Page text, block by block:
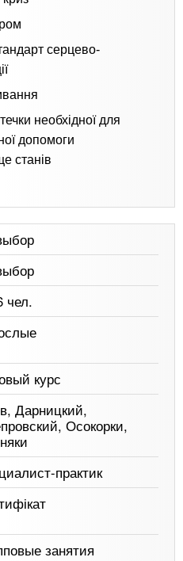
серцево-
необхідної для
допомоги
станів
чел.
курс
Дарницкий,
Осокорки,
практик
занятия